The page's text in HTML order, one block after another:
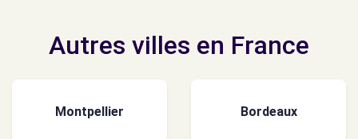
Autres villes en France
Montpellier Bordeaux